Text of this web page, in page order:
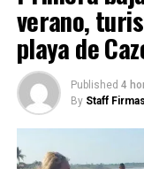
verano,
playa de
Published 4
By Staff